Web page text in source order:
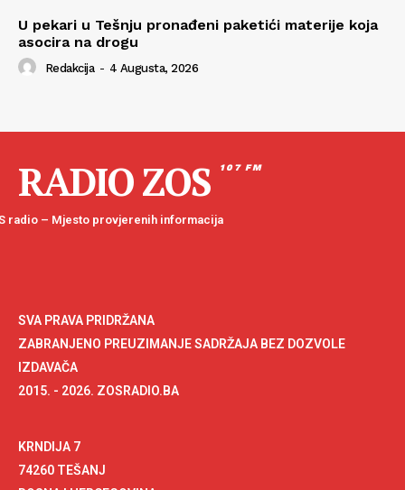
U pekari u Tešnju pronađeni paketići materije koja
asocira na drogu
Redakcija - 4 Augusta, 2026
RADIO ZOS 107 FM
radio – Mjesto provjerenih informacija
SVA PRAVA PRIDRŽANA
ZABRANJENO PREUZIMANJE SADRŽAJA BEZ DOZVOLE
IZDAVAČA
2015. - 2026. ZOSRADIO.BA
KRNDIJA 7
74260 TEŠANJ